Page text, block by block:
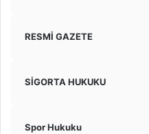
RESMİ GAZETE
SİGORTA HUKUKU
Spor Hukuku